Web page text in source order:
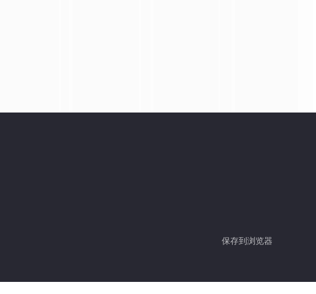
保存到浏览器